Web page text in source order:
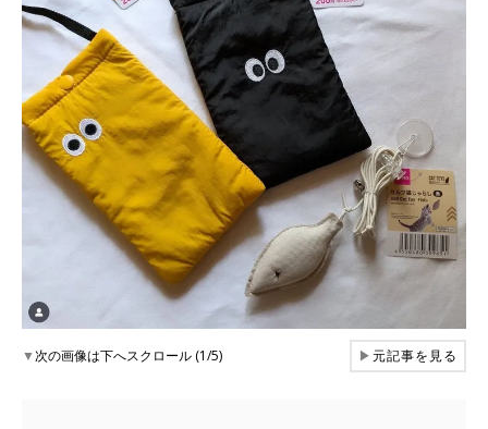
▼次の画像は下へスクロール (1/5) ▶元記事を見る